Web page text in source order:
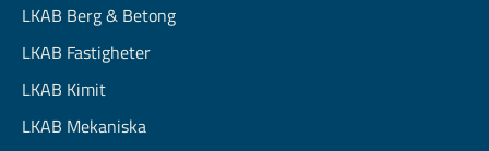
LKAB Berg & Betong
LKAB Fastigheter
LKAB Kimit
LKAB Mekaniska